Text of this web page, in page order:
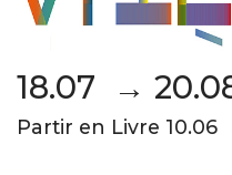
18.07 →
Partir en Livre 10.06